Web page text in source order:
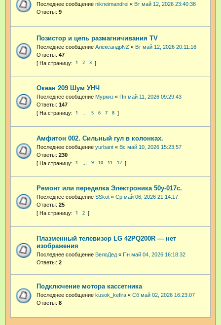
Последнее сообщение nikneimandrei « Вт май 12, 2026 23:40:38
Ответы: 9
Позистор и цепь размагничивания TV
Последнее сообщение АлександрNZ « Вт май 12, 2026 20:11:16
Ответы: 47
1 2 3
Океан 209 Шум УНЧ
Последнее сообщение Муркиз « Пн май 11, 2026 09:29:43
Ответы: 147
1 … 5 6 7 8
Амфитон 002. Сильный гул в колонках.
Последнее сообщение yurbant « Вс май 10, 2026 15:23:57
Ответы: 230
1 9 10 11 12
Ремонт или переделка Электроника 50у-017с.
Последнее сообщение SSkot « Ср май 06, 2026 21:14:17
Ответы: 25
1 2
Плазменный телевизор LG 42PQ200R — нет
изображения
Последнее сообщение ВелоДед « Пн май 04, 2026 16:18:32
Ответы: 2
Подключение мотора кассетника
Последнее сообщение kusok_kefira « Сб май 02, 2026 16:23:07
Ответы: 8